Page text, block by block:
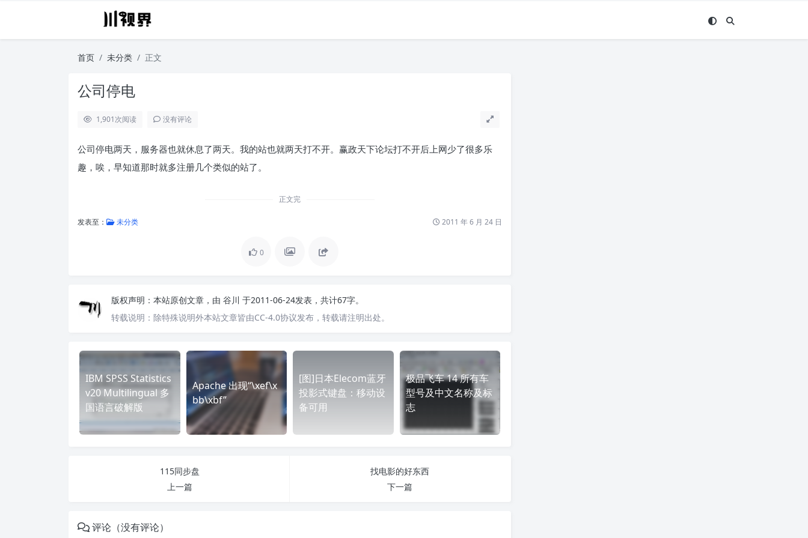
首页 未分类 正文
公司停电
1,901次阅读 没有评论
公司停电两天，服务器也就休息了两天。我的站也就两天打不开。赢政天下论坛打不开后上网少了很多乐
趣，唉，早知道那时就多注册几个类似的站了。
正文完
发表至： 未分类 2011 年 6 月 24 日
0
版权声明： 本站原创文章，由 谷川 于2011-06-24发表，共计67字。
转载说明： 除特殊说明外本站文章皆由CC-4.0协议发布，转载请注明出处。
IBM SPSS Statistics
v20 Multilingual 多
国语言破解版
Apache 出现“\xef\x
bb\xbf”
[图]日本Elecom蓝牙
投影式键盘：移动设
备可用
极品飞车 14 所有车
型号及中文名称及标
志
115同步盘
上一篇
找电影的好东西
下一篇
评论（没有评论）